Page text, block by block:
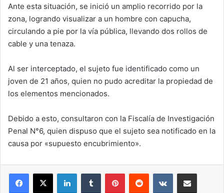
Ante esta situación, se inició un amplio recorrido por la
zona, logrando visualizar a un hombre con capucha,
circulando a pie por la vía pública, llevando dos rollos de
cable y una tenaza.
Al ser interceptado, el sujeto fue identificado como un
joven de 21 años, quien no pudo acreditar la propiedad de
los elementos mencionados.
Debido a esto, consultaron con la Fiscalía de Investigación
Penal N°6, quien dispuso que el sujeto sea notificado en la
causa por «supuesto encubrimiento».